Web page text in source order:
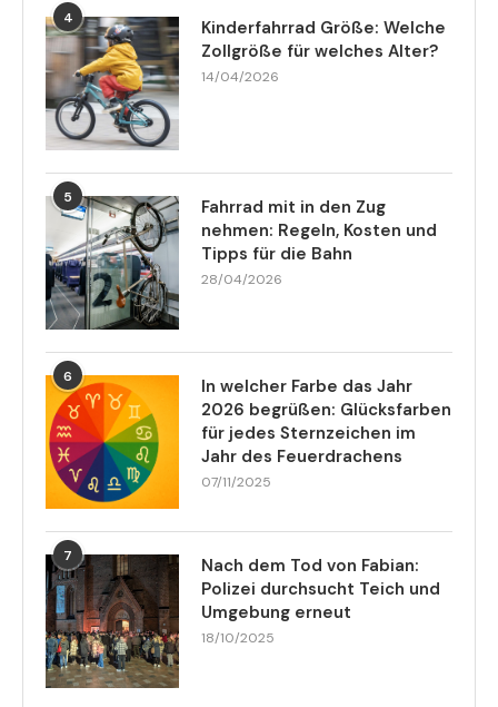
4
Kinderfahrrad Größe: Welche
Zollgröße für welches Alter?
14/04/2026
5
Fahrrad mit in den Zug
nehmen: Regeln, Kosten und
Tipps für die Bahn
28/04/2026
6
In welcher Farbe das Jahr
2026 begrüßen: Glücksfarben
für jedes Sternzeichen im
Jahr des Feuerdrachens
07/11/2025
7
Nach dem Tod von Fabian:
Polizei durchsucht Teich und
Umgebung erneut
18/10/2025